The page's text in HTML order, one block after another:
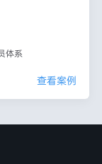
体系
查看案例